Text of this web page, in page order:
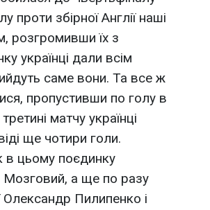
проти збірної Англії наші
розгромивши їх з
українці дали всім
саме вони. Та все ж
пропустивши по голу в
матчу українці
ще чотири голи.
в цьому поєдинку
Мозговий, а ще по разу
Олександр Пилипенко і